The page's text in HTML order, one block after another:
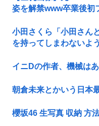
姿を解禁www卒業後初
小田さくら「小田さん
を持ってしまわないよ
イニDの作者、機械は
朝倉未来とかいう日本
櫻坂46 生写真 収納 方